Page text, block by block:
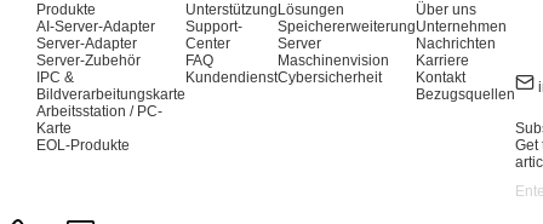
Produkte
AI-Server-Adapter
Server-Adapter
Server-Zubehör
IPC &
Bildverarbeitungskarte
Arbeitsstation / PC-
Karte
EOL-Produkte
Unterstützung
Support-
Center
FAQ
Kundendienst
Lösungen
Speichererweiterung
Server
Maschinenvision
Cybersicherheit
Über uns
Unternehmen
Nachrichten
Karriere
Kontakt
Bezugsquellen
Get